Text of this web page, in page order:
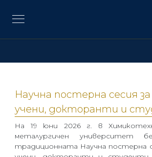
Научна постерна сесия
учени, докторанти и
На19 юни 2026г. в
металургичен университет
традиционната Научна постерна